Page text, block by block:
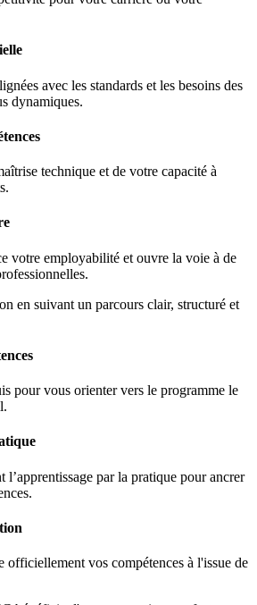
avec les standards et les besoins des
dynamiques.
technique et de votre capacité à
votre employabilité et ouvre la voie à de
en suivant un parcours clair, structuré et
pour vous orienter vers le programme le
par la pratique pour ancrer
vos compétences à l'issue de